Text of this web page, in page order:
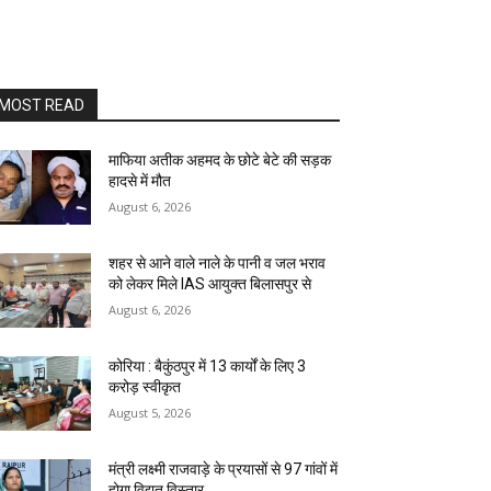
READ
माफिया अतीक अहमद के छोटे बेटे की सड़क
हादसे में मौत
August 6, 2026
शहर से आने वाले नाले के पानी व जल भराव
को लेकर मिले IAS आयुक्त बिलासपुर से
August 6, 2026
कोरिया : बैकुंठपुर में 13 कार्यों के लिए 3
करोड़ स्वीकृत
August 5, 2026
मंत्री लक्ष्मी राजवाड़े के प्रयासों से 97 गांवों में